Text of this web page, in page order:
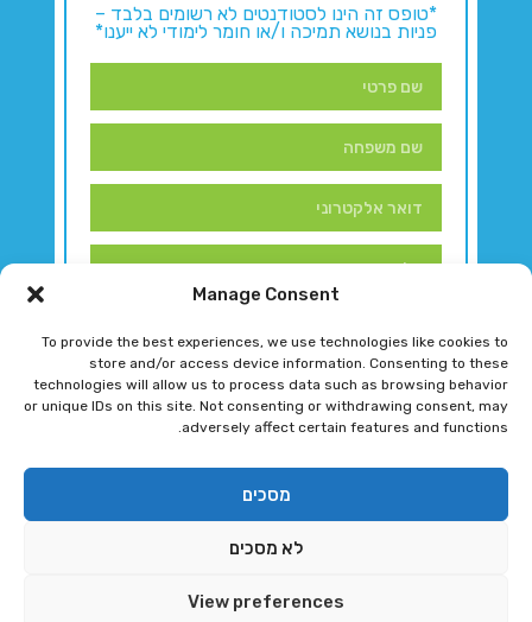
Manage Consent
To provide the best experiences, we use technologies like cookies to
store and/or access device information. Consenting to these
technologies will allow us to process data such as browsing behavior
or unique IDs on this site. Not consenting or withdrawing consent, may
adversely affect certain features and functions.
מסכים
לא מסכים
View preferences
*טופס זה הינו לסטודנטים לא רשומים בלבד –
פניות בנושא תמיכה ו/או חומר לימודי לא ייענו*